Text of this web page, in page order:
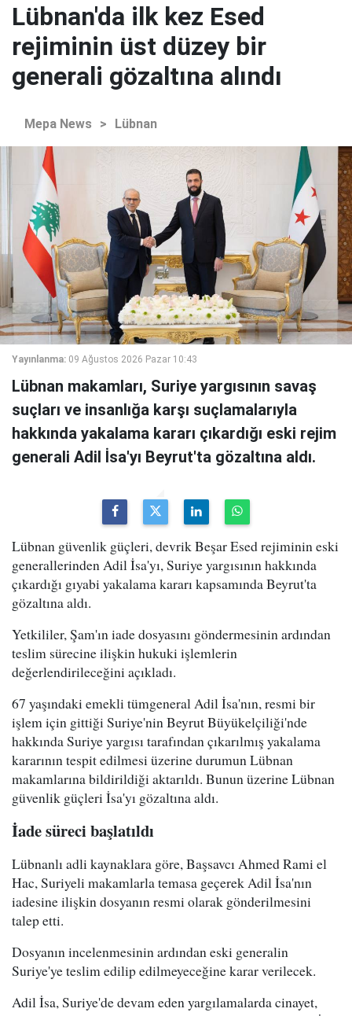
Lübnan'da ilk kez Esed
rejiminin üst düzey bir
generali gözaltına alındı
Mepa News > Lübnan
Yayınlanma: 09 Ağustos 2026 Pazar 10:43
Lübnan makamları, Suriye yargısının savaş
suçları ve insanlığa karşı suçlamalarıyla
hakkında yakalama kararı çıkardığı eski rejim
generali Adil İsa'yı Beyrut'ta gözaltına aldı.
Lübnan güvenlik güçleri, devrik Beşar Esed rejiminin eski
generallerinden Adil İsa'yı, Suriye yargısının hakkında
çıkardığı gıyabi yakalama kararı kapsamında Beyrut'ta
gözaltına aldı.
Yetkililer, Şam'ın iade dosyasını göndermesinin ardından
teslim sürecine ilişkin hukuki işlemlerin
değerlendirileceğini açıkladı.
67 yaşındaki emekli tümgeneral Adil İsa'nın, resmi bir
işlem için gittiği Suriye'nin Beyrut Büyükelçiliği'nde
hakkında Suriye yargısı tarafından çıkarılmış yakalama
kararının tespit edilmesi üzerine durumun Lübnan
makamlarına bildirildiği aktarıldı. Bunun üzerine Lübnan
güvenlik güçleri İsa'yı gözaltına aldı.
İade süreci başlatıldı
Lübnanlı adli kaynaklara göre, Başsavcı Ahmed Rami el
Hac, Suriyeli makamlarla temasa geçerek Adil İsa'nın
iadesine ilişkin dosyanın resmi olarak gönderilmesini
talep etti.
Dosyanın incelenmesinin ardından eski generalin
Suriye'ye teslim edilip edilmeyeceğine karar verilecek.
Adil İsa, Suriye'de devam eden yargılamalarda cinayet,